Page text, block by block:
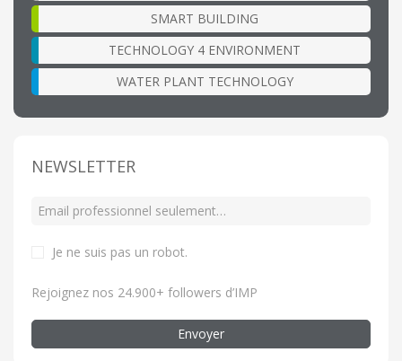
SMART BUILDING
TECHNOLOGY 4 ENVIRONMENT
WATER PLANT TECHNOLOGY
NEWSLETTER
Je ne suis pas un robot.
Rejoignez nos 24.900+ followers d’IMP
Envoyer